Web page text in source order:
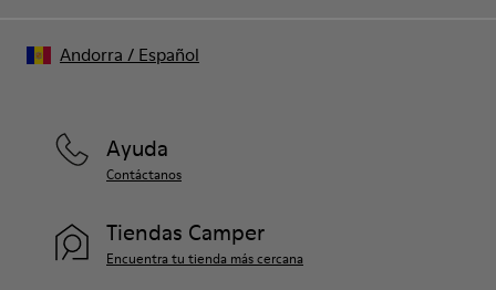
Ayuda
Contáctanos
Tiendas Camper
Encuentra tu tienda más cercana
Andorra / Español